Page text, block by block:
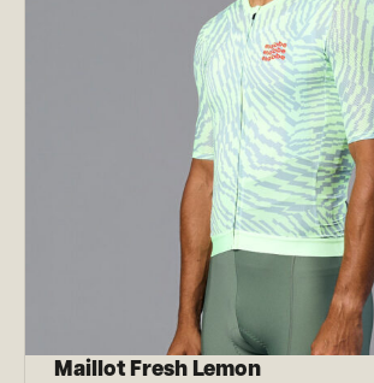
Maillot Fresh Lemon